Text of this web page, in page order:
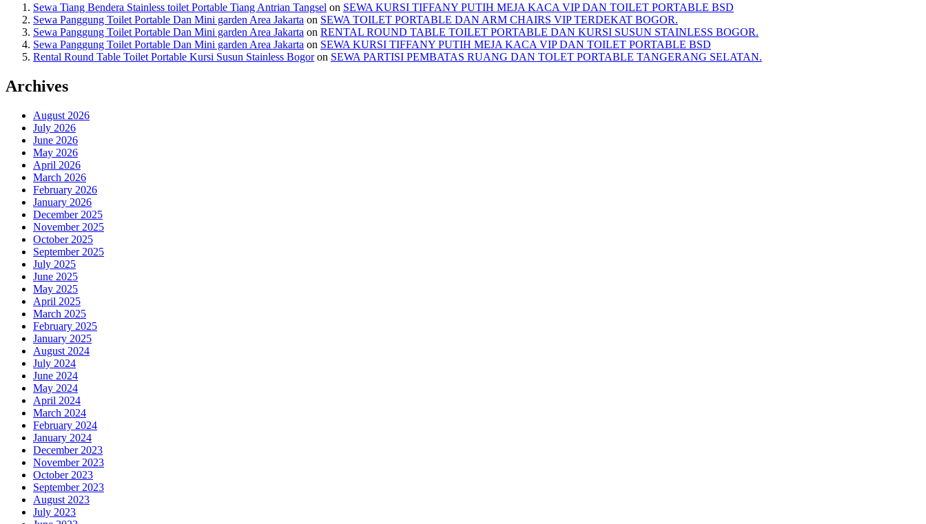
Sewa Tiang Bendera Stainless toilet Portable Tiang Antrian Tangsel on SEWA KURSI TIFFANY PUTIH MEJA KACA VIP DAN TOILET PORTABLE BSD
Sewa Panggung Toilet Portable Dan Mini garden Area Jakarta on SEWA TOILET PORTABLE DAN ARM CHAIRS VIP TERDEKAT BOGOR.
Sewa Panggung Toilet Portable Dan Mini garden Area Jakarta on RENTAL ROUND TABLE TOILET PORTABLE DAN KURSI SUSUN STAINLESS BOGOR.
Sewa Panggung Toilet Portable Dan Mini garden Area Jakarta on SEWA KURSI TIFFANY PUTIH MEJA KACA VIP DAN TOILET PORTABLE BSD
Rental Round Table Toilet Portable Kursi Susun Stainless Bogoron SEWA PARTISI PEMBATAS RUANG DAN TOLET PORTABLE TANGERANG SELATAN.
Archives
August 2026
July 2026
June 2026
May 2026
April 2026
March 2026
February 2026
January 2026
December 2025
November 2025
October 2025
September 2025
July 2025
June 2025
May 2025
April 2025
March 2025
February 2025
January 2025
August 2024
July 2024
June 2024
May 2024
April 2024
March 2024
February 2024
January 2024
December 2023
November 2023
October 2023
September 2023
August 2023
July 2023